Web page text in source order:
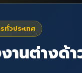
ทั่วประเทศ
นต่างด้